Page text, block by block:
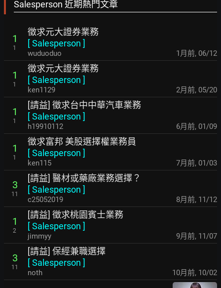
Salesperson 近期熱門文章
1
1
徵求元大證券業務
[Salesperson ]
wuduoduo 1月前, 06/12
1
1
徵求元大證券業務
[Salesperson ]
ken1129 2月前, 05/20
1
1
[請益] 徵求台中中華汽車業務
[Salesperson ]
h19910112 6月前, 01/09
1
1
徵求富邦 美股選擇權業務員
[Salesperson ]
ken115 7月前, 01/03
3
11
[請益] 醫材或藥廠業務選擇？
[Salesperson ]
c25052019 8月前, 11/12
1
2
[請益] 徵求桃園賓士業務
[Salesperson ]
jimmyy 9月前, 11/07
3
11
[請益] 保經兼職選擇
[Salesperson ]
noth 10月前, 10/02